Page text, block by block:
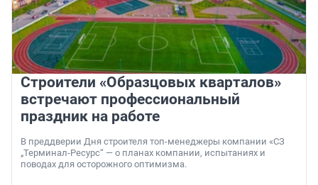
Строители «Образцовых кварталов»
встречают профессиональный
праздник на работе
В преддверии Дня строителя топ-менеджеры компании «СЗ
„Терминал-Ресурс“ — о планах компании, испытаниях и
поводах для осторожного оптимизма.